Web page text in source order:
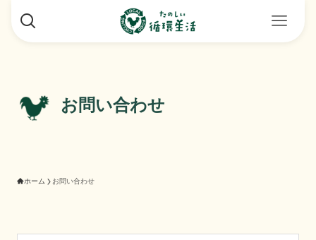
お問い合わせ
ホーム お問い合わせ